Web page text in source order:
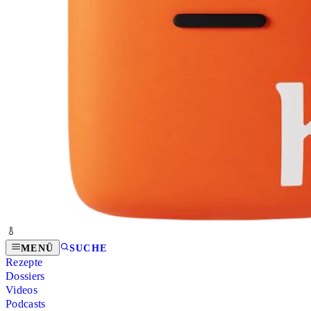
MENÜ SUCHE
Rezepte
Dossiers
Videos
Podcasts